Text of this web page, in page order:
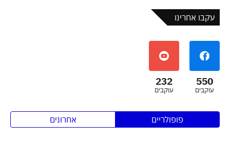
עקבו אחרינו
550
עוקבים
232
עוקבים
פופולריים אחרונים